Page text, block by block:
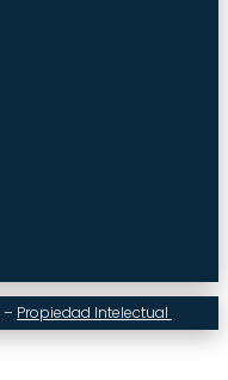
– Propiedad Intelectual